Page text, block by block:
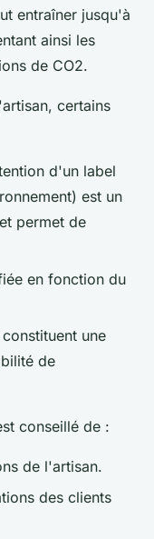
entraîner jusqu'à
ainsi les
de CO2.
certains
d'un label
est un
permet de
en fonction du
constituent une
de
conseillé de :
de l'artisan.
des clients